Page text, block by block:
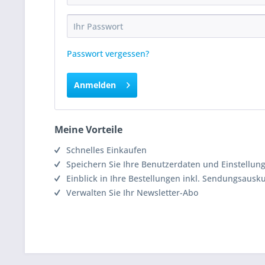
Passwort vergessen?
Anmelden
Meine Vorteile
Schnelles Einkaufen
Speichern Sie Ihre Benutzerdaten und
Einblick in Ihre Bestellungen inkl.
Verwalten Sie Ihr Newsletter-Abo